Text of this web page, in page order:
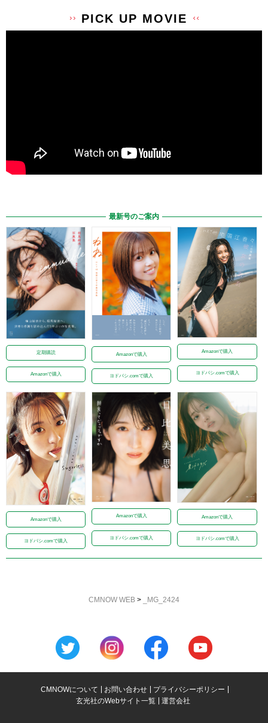
PICK UP MOVIE
最新号のご案内
定期購読
Amazonで購入
Amazonで購入
ヨドバシ.comで購入
Amazonで購入
ヨドバシ.comで購入
Amazonで購入
ヨドバシ.comで購入
Amazonで購入
ヨドバシ.comで購入
Amazonで購入
ヨドバシ.comで購入
CMNOW WEB > _MG_2424
CMNOWについて お問い合わせ
プライバシーポリシー
玄光社のWebサイト一覧
運営会社